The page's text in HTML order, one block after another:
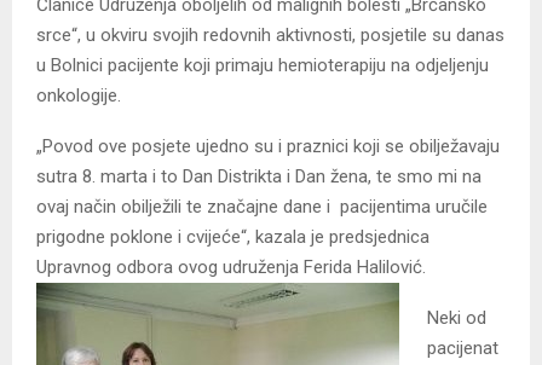
srce“, u okviru svojih redovnih aktivnosti, posjetile su danas
u Bolnici pacijente koji primaju hemioterapiju na odjeljenju
onkologije.
„Povod ove posjete ujedno su i praznici koji se obilježavaju
sutra 8. marta i to Dan Distrikta i Dan žena, te smo mi na
ovaj način obilježili te značajne dane i pacijentima uručile
prigodne poklone i cvijeće“, kazala je predsjednica
Upravnog odbora ovog udruženja Ferida Halilović.
Neki od
pacijenat